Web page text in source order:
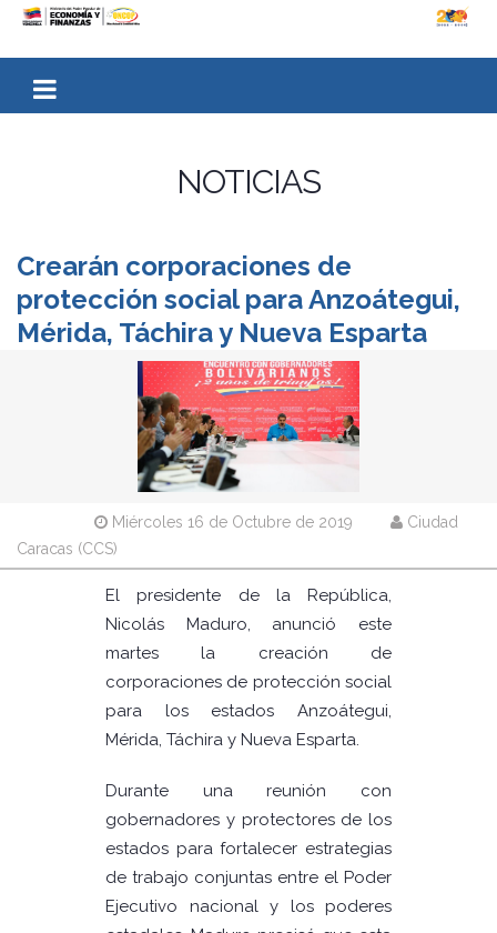
NOTICIAS
Crearán corporaciones de
protección social para Anzoátegui,
Mérida, Táchira y Nueva Esparta
Miércoles 16 de Octubre de 2019
Ciudad
Caracas (CCS)
El presidente de la República,
Nicolás Maduro, anunció este
martes la creación de
corporaciones de protección social
para los estados Anzoátegui,
Mérida, Táchira y Nueva Esparta.
Durante una reunión con
gobernadores y protectores de los
estados para fortalecer estrategias
de trabajo conjuntas entre el Poder
Ejecutivo nacional y los poderes